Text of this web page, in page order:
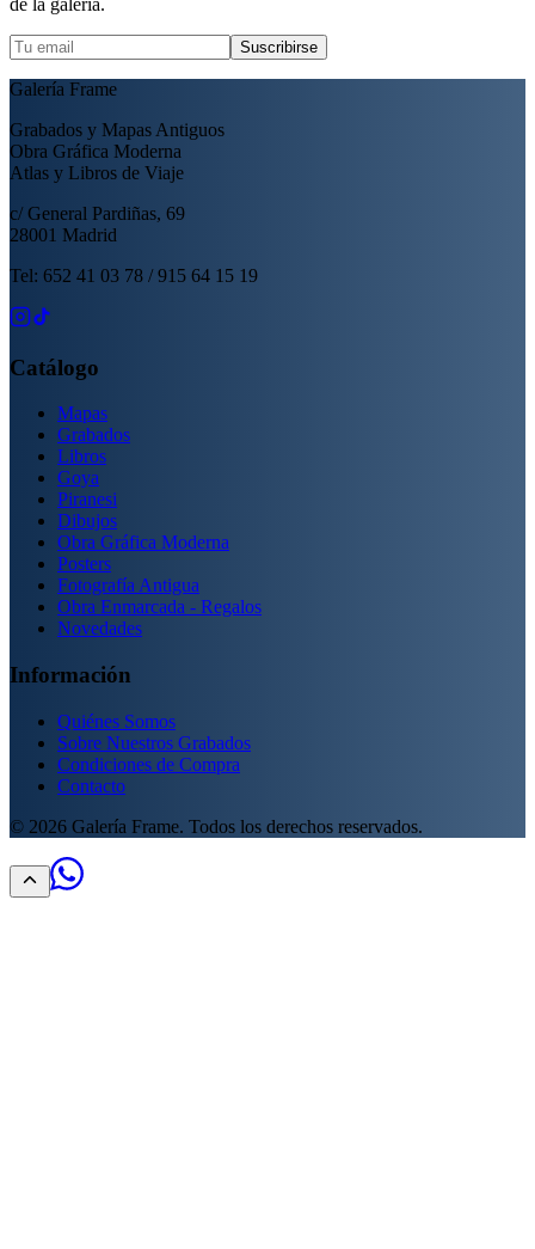
Suscribirse
Galería Frame
Grabados y Mapas Antiguos
Obra Gráfica Moderna
Atlas y Libros de Viaje
c/ General Pardiñas, 69
28001 Madrid
Tel: 652 41 03 78 / 915 64 15 19
Catálogo
Mapas
Grabados
Libros
Goya
Piranesi
Dibujos
Obra Gráfica Moderna
Posters
Fotografía Antigua
Obra Enmarcada - Regalos
Novedades
Información
Quiénes Somos
Sobre Nuestros Grabados
Condiciones de Compra
Contacto
© 2026 Galería Frame. Todos los derechos reservados.